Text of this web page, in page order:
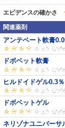
エビデンスの確かさ
関連薬剤
アンテベート軟膏
ドボベット軟膏
ヒルドイドゲル0.3％
ドボベットゲル
ネリゾナユニバーサ